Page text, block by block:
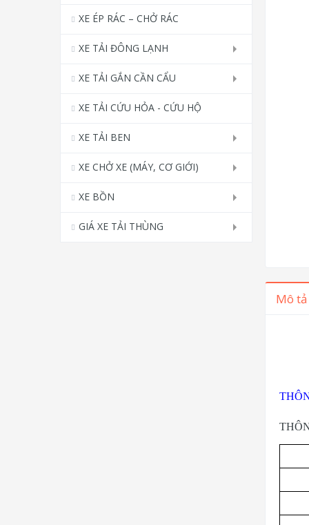
XE ÉP RÁC – CHỞ RÁC
XE TẢI ĐÔNG LẠNH
XE TẢI GẮN CẦN CẨU
XE TẢI CỨU HỎA - CỨU HỘ
XE TẢI BEN
XE CHỞ XE (MÁY, CƠ GIỚI)
XE BỒN
GIÁ XE TẢI THÙNG
Mô tả